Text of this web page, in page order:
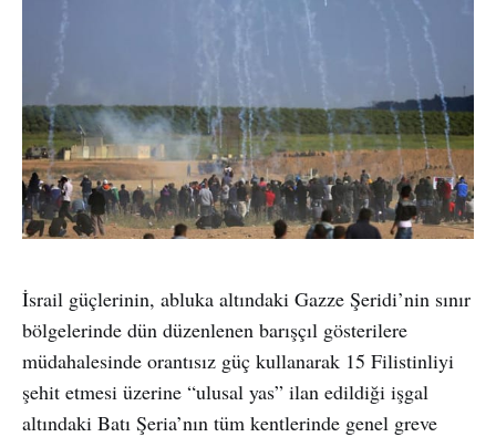
İsrail güçlerinin, abluka altındaki Gazze Şeridi’nin sınır
bölgelerinde dün düzenlenen barışçıl gösterilere
müdahalesinde orantısız güç kullanarak 15 Filistinliyi
şehit etmesi üzerine “ulusal yas” ilan edildiği işgal
altındaki Batı Şeria’nın tüm kentlerinde genel greve